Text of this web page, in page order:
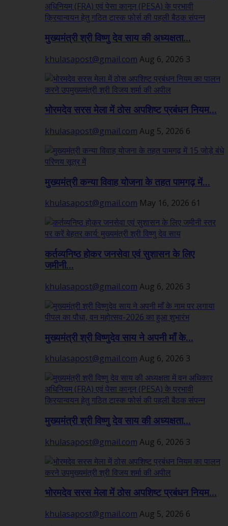
मुख्यमंत्री श्री विष्णु देव साय की अध्यक्षता...
khulasapost@gmail.com Aug 6, 2026 3
भोरमदेव सरस मेला में ठोस अपशिष्ट प्रबंधन नियम...
khulasapost@gmail.com Aug 5, 2026 6
मुख्यमंत्री कन्या विवाह योजना के तहत पामगढ़ में...
khulasapost@gmail.com May 16, 2026 61
कर्तव्यनिष्ठ होकर जनसेवा एवं सुशासन के लिए
जमीनी...
khulasapost@gmail.com Aug 6, 2026 3
मुख्यमंत्री श्री विष्णुदेव साय ने अपनी माँ के...
khulasapost@gmail.com Aug 6, 2026 3
मुख्यमंत्री श्री विष्णु देव साय की अध्यक्षता...
khulasapost@gmail.com Aug 6, 2026 3
भोरमदेव सरस मेला में ठोस अपशिष्ट प्रबंधन नियम...
khulasapost@gmail.com Aug 5, 2026 6